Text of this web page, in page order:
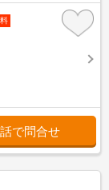
で問合せ